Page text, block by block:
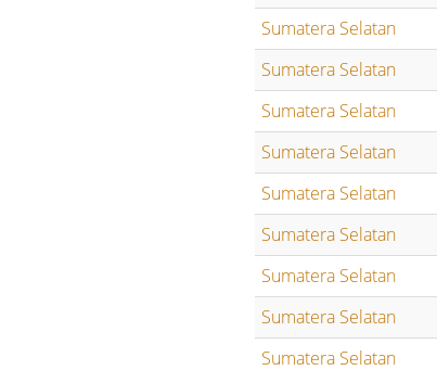
Sumatera Selatan
Sumatera Selatan
Sumatera Selatan
Sumatera Selatan
Sumatera Selatan
Sumatera Selatan
Sumatera Selatan
Sumatera Selatan
Sumatera Selatan